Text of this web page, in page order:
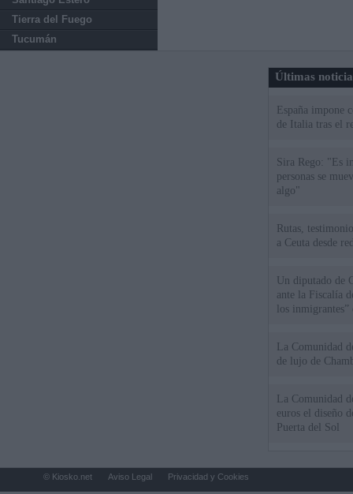
Tierra del Fuego
Tucumán
Últimas
España impone
de Italia tras el
Sira Rego: "Es
personas se
algo"
Rutas,
a Ceuta desde
Un diputado de
ante la Fiscalía
los inmigrantes”
La Comunidad
de lujo de
La Comunidad
euros el diseño
Puerta del Sol
© Kiosko.net Aviso Legal Privacidad y Cookies